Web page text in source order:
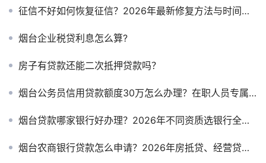
征信不好如何恢复征信？2026年最新修复方法与时间周期全解析
烟台企业税贷利息怎么算?
房子有贷款还能二次抵押贷款吗？
烟台公务员信用贷款额度30万怎么办理？在职人员专属福利
烟台贷款哪家银行好办理？2026年不同资质选银行全攻略
烟台农商银行贷款怎么申请？2026年房抵贷、经营贷利率与条件详解